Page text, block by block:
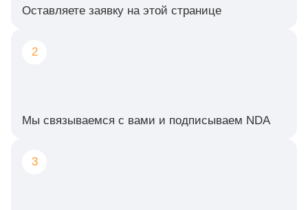
Оставляете заявку на этой странице
2
Мы связываемся с вами и подписываем NDA
3